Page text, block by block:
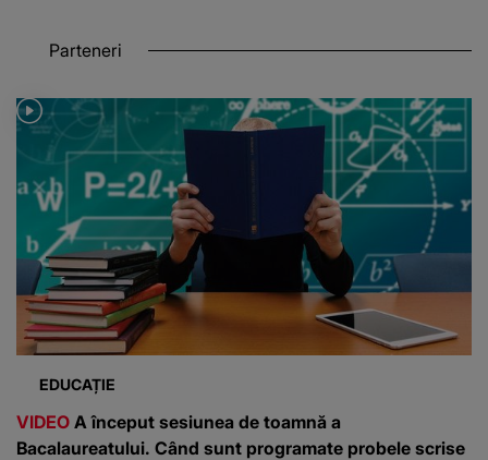
Parteneri
EDUCAȚIE
VIDEO A început sesiunea de toamnă a
Bacalaureatului. Când sunt programate probele scrise